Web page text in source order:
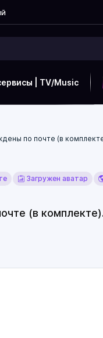
| TV/Music
по почте (в
Загружен аватар
(в